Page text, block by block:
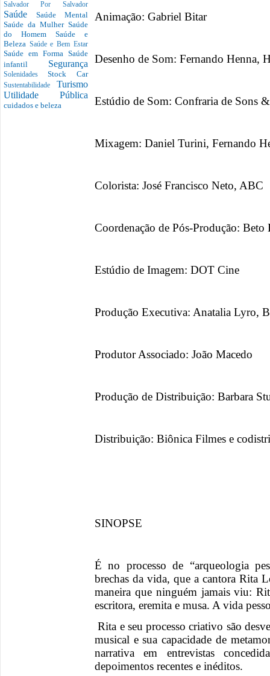
Salvador Por Salvador
Saúde Saúde Mental
Saúde da Mulher Saúde
do Homem Saúde e
Beleza Saúde e Bem Estar
Saúde em Forma Saúde
infantil Segurança
SolenidadesStock Car
Sustentabilidade Turismo
Utilidade Pública
cuidados e beleza
Animação: Gabriel Bitar
Desenho de Som: Fernando Henna,
Estúdio de Som: Confraria de Sons
Mixagem: Daniel Turini, Fernando
Colorista: José Francisco Neto, ABC
Coordenação de Pós-Produção: Beto
Estúdio de Imagem: DOT Cine
Produção Executiva: Anatalia Lyro,
Produtor Associado: João Macedo
Produção de Distribuição: Barbara
Distribuição: Biônica Filmes e
SINOPSE
É no processo de “arqueologia
brechas da vida, que a cantora Rita
maneira que ninguém jamais viu:
escritora, eremita e musa. A vida
Rita e seu processo criativo são
musical e sua capacidade de
narrativa em entrevistas
depoimentos recentes e inéditos.